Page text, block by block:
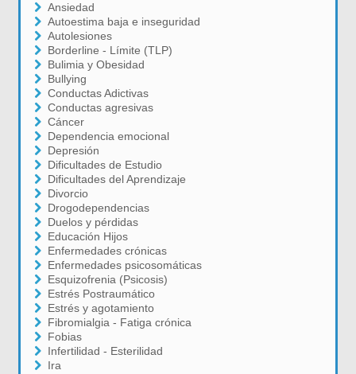
Ansiedad
Autoestima baja e inseguridad
Autolesiones
Borderline - Límite (TLP)
Bulimia y Obesidad
Bullying
Conductas Adictivas
Conductas agresivas
Cáncer
Dependencia emocional
Depresión
Dificultades de Estudio
Dificultades del Aprendizaje
Divorcio
Drogodependencias
Duelos y pérdidas
Educación Hijos
Enfermedades crónicas
Enfermedades psicosomáticas
Esquizofrenia (Psicosis)
Estrés Postraumático
Estrés y agotamiento
Fibromialgia - Fatiga crónica
Fobias
Infertilidad - Esterilidad
Ira